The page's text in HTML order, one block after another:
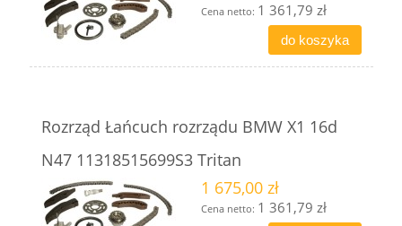
Cena netto: 1 361,79 zł
do koszyka
Rozrząd Łańcuch rozrządu BMW X1 16d
N47 11318515699S3 Tritan
1 675,00 zł
Cena netto: 1 361,79 zł